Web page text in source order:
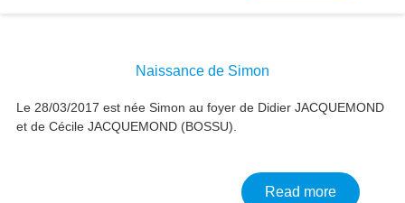
Naissance de Simon
Le 28/03/2017 est née Simon au foyer de Didier JACQUEMOND
et de Cécile JACQUEMOND (BOSSU).
Read moreabout